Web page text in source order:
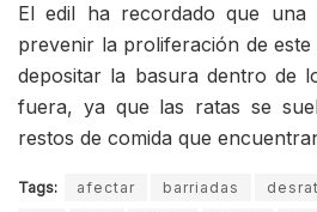
El edil ha recordado que una
prevenir la proliferación de
depositar la basura dentro de
fuera, ya que las ratas se
restos de comida que
Tags: afectar barriadas